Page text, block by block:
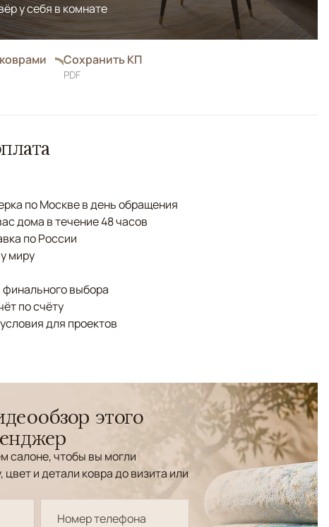
у себя в комнате
Сохранить КП
PDF
по Москве в день обращения
дома в течение 48 часов
по России
миру
выбора
по счёту
для проектов
этого
салоне, чтобы вы могли
и детали ковра до визита или